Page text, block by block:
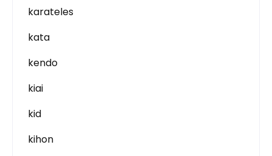
karateles
kata
kendo
kiai
kid
kihon